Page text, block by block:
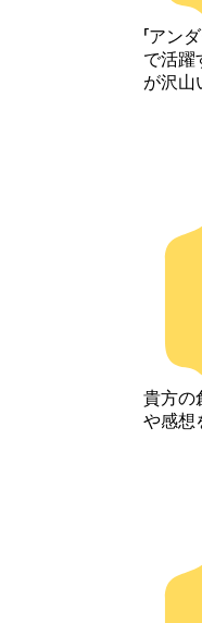
「アン
で活躍
が沢山
貴方の
や感想